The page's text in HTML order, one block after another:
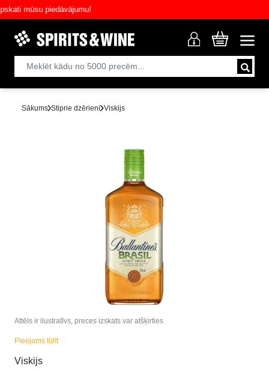
mūsu piedāvājumu!
Sākums Stiprie dzērieni Viskijs
Attēls ir ilustratīvs, preces izskats var atšķirties
Pieejams tūlīt
Viskijs